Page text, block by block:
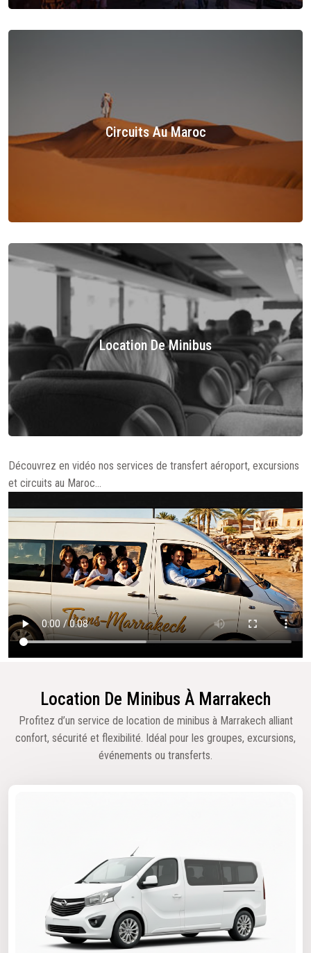
Circuits Au Maroc
Location De Minibus
Découvrez en vidéo nos services de transfert aéroport, excursions
et circuits au Maroc…
Location De Minibus À Marrakech
Profitez d’un service de location de minibus à Marrakech alliant
confort, sécurité et flexibilité. Idéal pour les groupes, excursions,
événements ou transferts.